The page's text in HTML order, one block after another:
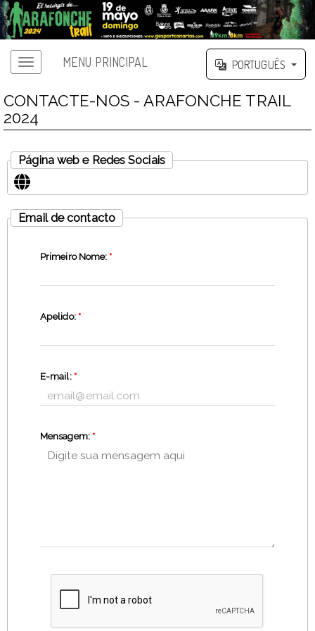
MENU PRINCIPAL PORTUGUÊS
CONTACTE-NOS - ARAFONCHE TRAIL
2024
Página web e Redes Sociais
Email de contacto
Primeiro Nome: *
Apelido: *
E-mail: *
Mensagem: *